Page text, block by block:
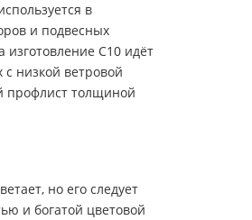
в
и подвесных
С10 идёт
низкой ветровой
профлист толщиной
но его следует
и богатой цветовой